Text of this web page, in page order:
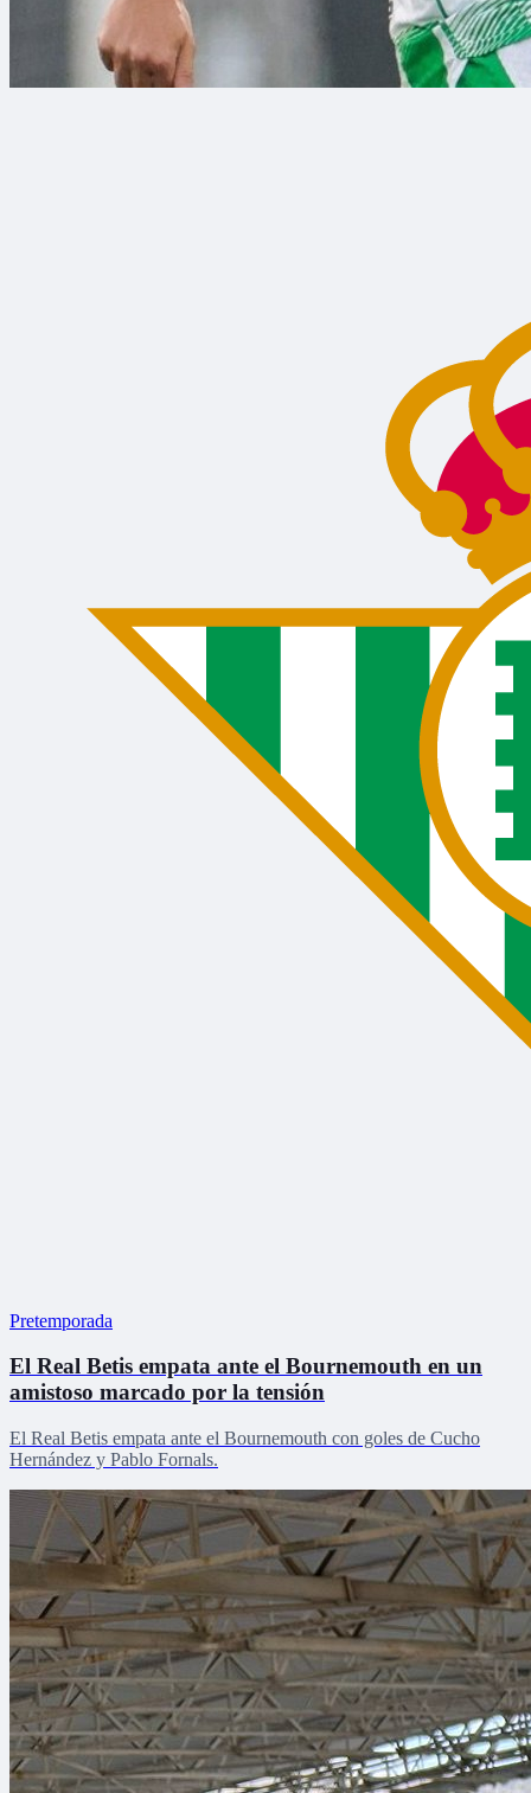
Pretemporada
El Real Betis empata ante el Bournemouth en un
amistoso marcado por la tensión
El Real Betis empata ante el Bournemouth con goles de Cucho
Hernández y Pablo Fornals.